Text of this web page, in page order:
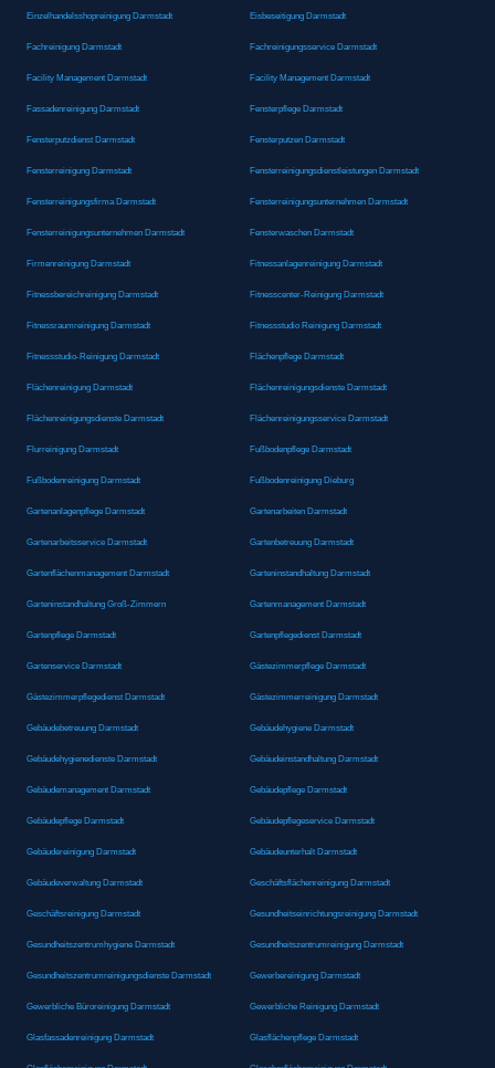
Einzelhandelsshopreinigung Darmstadt Eisbeseitigung Darmstadt
Fachreinigung Darmstadt Fachreinigungsservice Darmstadt
Facility Management Darmstadt Facility Management Darmstadt
Fassadenreinigung Darmstadt Fensterpflege Darmstadt
Fensterputzdienst Darmstadt Fensterputzen Darmstadt
Fensterreinigung Darmstadt Fensterreinigungsdienstleistungen Darmstadt
Fensterreinigungsfirma Darmstadt Fensterreinigungsunternehmen Darmstadt
Fensterreinigungsunternehmen Darmstadt Fensterwaschen Darmstadt
Firmenreinigung Darmstadt Fitnessanlagenreinigung Darmstadt
Fitnessbereichreinigung Darmstadt Fitnesscenter-Reinigung Darmstadt
Fitnessraumreinigung Darmstadt Fitnessstudio Reinigung Darmstadt
Fitnessstudio-Reinigung Darmstadt Flächenpflege Darmstadt
Flächenreinigung Darmstadt Flächenreinigungsdienste Darmstadt
Flächenreinigungsdienste Darmstadt Flächenreinigungsservice Darmstadt
Flurreinigung Darmstadt Fußbodenpflege Darmstadt
Fußbodenreinigung Darmstadt Fußbodenreinigung Dieburg
Gartenanlagenpflege Darmstadt Gartenarbeiten Darmstadt
Gartenarbeitsservice Darmstadt Gartenbetreuung Darmstadt
Gartenflächenmanagement Darmstadt Garteninstandhaltung Darmstadt
Garteninstandhaltung Groß-Zimmern Gartenmanagement Darmstadt
Gartenpflege Darmstadt Gartenpflegedienst Darmstadt
Gartenservice Darmstadt Gästezimmerpflege Darmstadt
Gästezimmerpflegedienst Darmstadt Gästezimmerreinigung Darmstadt
Gebäudebetreuung Darmstadt Gebäudehygiene Darmstadt
Gebäudehygienedienste Darmstadt Gebäudeinstandhaltung Darmstadt
Gebäudemanagement Darmstadt Gebäudepflege Darmstadt
Gebäudepflege Darmstadt Gebäudepflegeservice Darmstadt
Gebäudereinigung Darmstadt Gebäudeunterhalt Darmstadt
Gebäudeverwaltung Darmstadt Geschäftsflächenreinigung Darmstadt
Geschäftsreinigung Darmstadt Gesundheitseinrichtungsreinigung Darmstadt
Gesundheitszentrumhygiene Darmstadt Gesundheitszentrumreinigung Darmstadt
Gesundheitszentrumreinigungsdienste Darmstadt Gewerbereinigung Darmstadt
Gewerbliche Büroreinigung Darmstadt Gewerbliche Reinigung Darmstadt
Glasfassadenreinigung Darmstadt Glasflächenpflege Darmstadt